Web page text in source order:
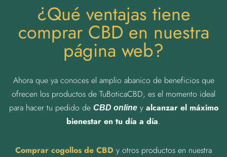
¿Qué ventajas tiene
comprar CBD en nuestra
página web?
Ahora que ya conoces el amplio abanico de beneficios que
ofrecen los productos de TuBoticaCBD, es el momento ideal
para hacer tu pedido de CBD onliney alcanzar el máximo
bienestar en tu día a día.
Comprar cogollos de CBD y otros productos en nuestra